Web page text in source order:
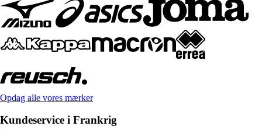
Opdag alle vores mærker
Kundeservice i Frankrig